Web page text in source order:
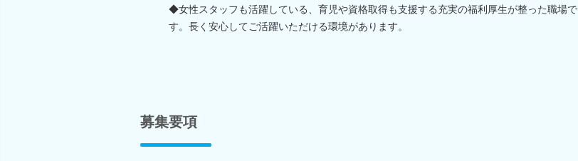
◆女性スタッフも活躍している、育児や資格取得も支援する充実の福利厚生が整った職場で
す。長く安心してご活躍いただける環境があります。
募集要項